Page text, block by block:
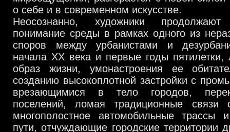
о себе и в современном искусстве.
Неосознанно, художники
понимание среды в рамках одного из
споров между урбанистами и
начала ХХ века и первые годы пятилетки,
образ жизни, умонастроения ее
созданию высокоплотной застройки с
врезающимися в тело городов,
поселений, ломая традиционные связи
многополостное автомобильные трассы
пути, отчуждающие городские территории